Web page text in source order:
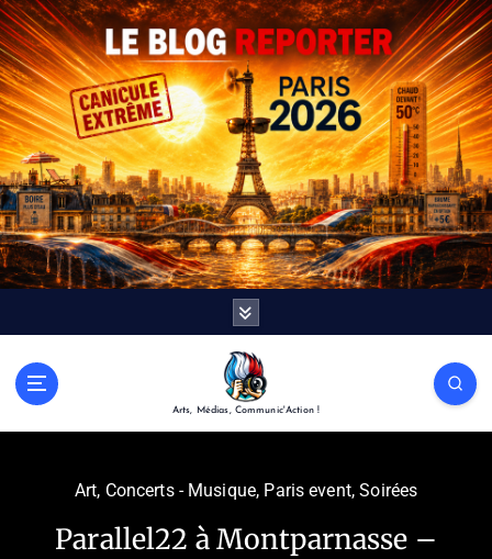
Arts, Médias, Communic'Action !
Art, Concerts - Musique, Paris event,Soirées
Parallel22 à Montparnasse –